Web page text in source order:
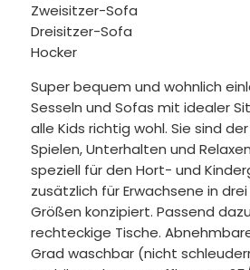
Zweisitzer-Sofa
Dreisitzer-Sofa
Hocker
Super bequem und wohnlich
Sesseln und Sofas mit idealer
alle Kids richtig wohl. Sie sind
Spielen, Unterhalten und
speziell für den Hort- und
zusätzlich für Erwachsene in
Größen konzipiert. Passend
rechteckige Tische.
Grad waschbar (nicht